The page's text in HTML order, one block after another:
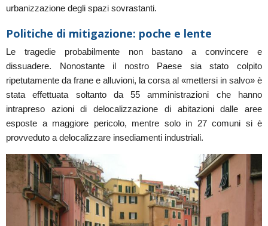
urbanizzazione degli spazi sovrastanti.
Politiche di mitigazione: poche e lente
Le tragedie probabilmente non bastano a convincere e
dissuadere. Nonostante il nostro Paese sia stato colpito
ripetutamente da frane e alluvioni, la corsa al «mettersi in salvo» è
stata effettuata soltanto da 55 amministrazioni che hanno
intrapreso azioni di delocalizzazione di abitazioni dalle aree
esposte a maggiore pericolo, mentre solo in 27 comuni si è
provveduto a delocalizzare insediamenti industriali.